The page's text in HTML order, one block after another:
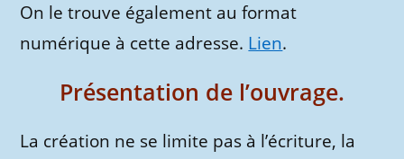
On le trouve également au format
numérique à cette adresse. Lien.
Présentation de l’ouvrage.
La création ne se limite pas à l’écriture, la